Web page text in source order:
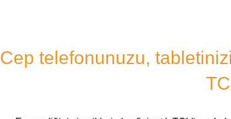
Cep telefonunuzu,